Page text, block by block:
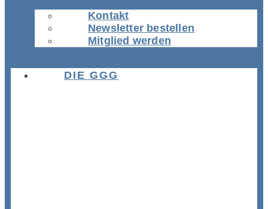
Kontakt
Newsletter bestellen
Mitglied werden
DIE GGG